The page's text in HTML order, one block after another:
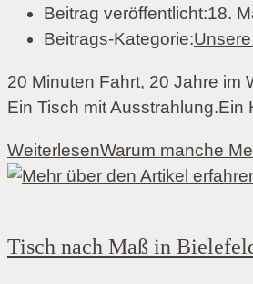
Beitrag veröffentlicht:18.
Beitrags-Kategorie:
20 Minuten Fahrt, 20 Jahre im
Ein Tisch mit
WeiterlesenWarum manche
Tisch nach Maß in